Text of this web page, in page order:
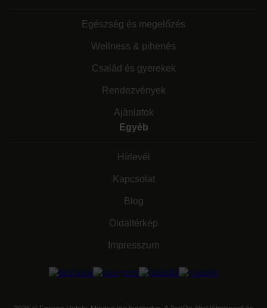
Egészség és megelőzés
Wellness & pihenés
Család és gyerekek
Rendezvények
Ajánlatok
Egyéb
Hírlevél
Kapcsolat
Blog
Oldaltérkép
Impresszum